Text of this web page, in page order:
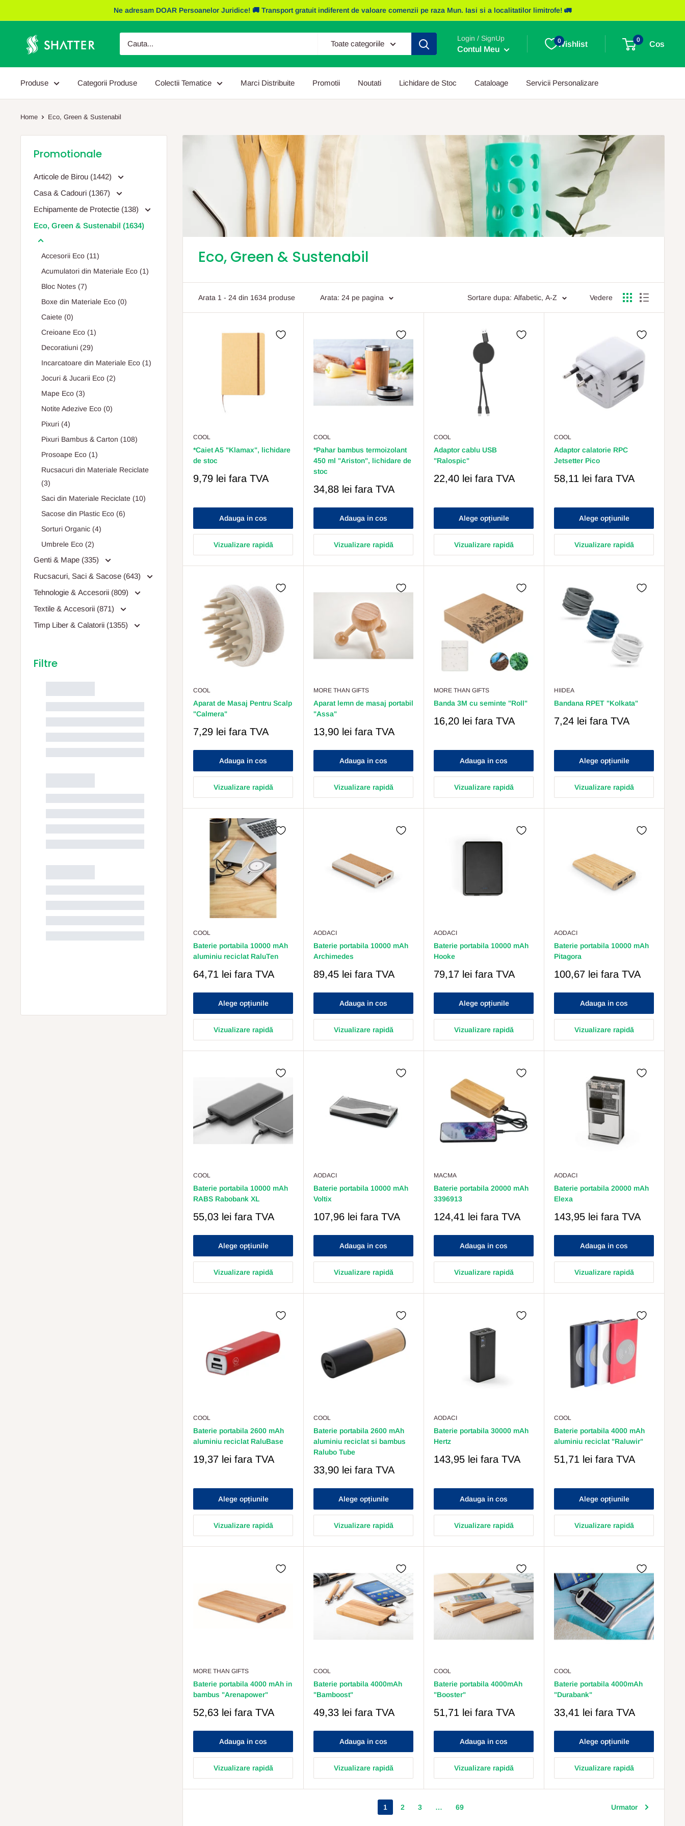
la
Ne adresam DOAR Persoanelor Juridice! 🚚 Transport gratuit indiferent de valoare comenzii pe raza Mun. Iasi si a localitatilor limitrofe! 🚛
Obiecte
Promotionale
Shatter
Toate categoriile
Login / SignUp
Contul Meu
Wishlist
0 0
Cos
Produse Categorii Produse Colectii Tematice Marci Distribuite Promotii Noutati Lichidare de Stoc Cataloage Servicii Personalizare
Home Eco, Green & Sustenabil
Promotionale
Articole de Birou (1442)
Casa & Cadouri (1367)
Echipamente de Protectie (138)
Eco, Green & Sustenabil (1634)
Accesorii Eco (11)
Acumulatori din Materiale Eco (1)
Bloc Notes (7)
Boxe din Materiale Eco (0)
Caiete (0)
Creioane Eco (1)
Decoratiuni (29)
Incarcatoare din Materiale Eco (1)
Jocuri & Jucarii Eco (2)
Mape Eco (3)
Notite Adezive Eco (0)
Pixuri (4)
Pixuri Bambus & Carton (108)
Prosoape Eco (1)
Rucsacuri din Materiale Reciclate
(3)
Saci din Materiale Reciclate (10)
Sacose din Plastic Eco (6)
Sorturi Organic (4)
Umbrele Eco (2)
Genti & Mape (335)
Rucsacuri, Saci & Sacose (643)
Tehnologie & Accesorii (809)
Textile & Accesorii (871)
Timp Liber & Calatorii (1355)
Eco, Green & Sustenabil
Arata 1 - 24 din 1634 produse Arata: 24 pe pagina Sortare dupa: Alfabetic, A-Z Vedere
COOL
*Caiet A5 "Klamax", lichidare
de stoc
Pret
9,79 lei fara TVA
Adauga in cos
Vizualizare rapidă
COOL
*Pahar bambus termoizolant
450 ml "Ariston", lichidare de
stoc
Pret
34,88 lei fara TVA
Adauga in cos
Vizualizare rapidă
COOL
Adaptor cablu USB
"Ralospic"
Pret
22,40 lei fara TVA
Alege opțiunile
Vizualizare rapidă
COOL
Adaptor calatorie RPC
Jetsetter Pico
Pret
58,11 lei fara TVA
Alege opțiunile
Vizualizare rapidă
COOL
Aparat de Masaj Pentru Scalp
"Calmera"
Pret
7,29 lei fara TVA
Adauga in cos
Vizualizare rapidă
MORE THAN GIFTS
Aparat lemn de masaj portabil
"Assa"
Pret
13,90 lei fara TVA
Adauga in cos
Vizualizare rapidă
MORE THAN GIFTS
Banda 3M cu seminte "Roll"
Pret
16,20 lei fara TVA
Adauga in cos
Vizualizare rapidă
HIIDEA
Bandana RPET "Kolkata"
Pret
7,24 lei fara TVA
Alege opțiunile
Vizualizare rapidă
COOL
Baterie portabila 10000 mAh
aluminiu reciclat RaluTen
Pret
64,71 lei fara TVA
Alege opțiunile
Vizualizare rapidă
AODACI
Baterie portabila 10000 mAh
Archimedes
Pret
89,45 lei fara TVA
Adauga in cos
Vizualizare rapidă
AODACI
Baterie portabila 10000 mAh
Hooke
Pret
79,17 lei fara TVA
Alege opțiunile
Vizualizare rapidă
AODACI
Baterie portabila 10000 mAh
Pitagora
Pret
100,67 lei fara TVA
Adauga in cos
Vizualizare rapidă
COOL
Baterie portabila 10000 mAh
RABS Rabobank XL
Pret
55,03 lei fara TVA
Alege opțiunile
Vizualizare rapidă
AODACI
Baterie portabila 10000 mAh
Voltix
Pret
107,96 lei fara TVA
Adauga in cos
Vizualizare rapidă
MACMA
Baterie portabila 20000 mAh
3396913
Pret
124,41 lei fara TVA
Adauga in cos
Vizualizare rapidă
AODACI
Baterie portabila 20000 mAh
Elexa
Pret
143,95 lei fara TVA
Adauga in cos
Vizualizare rapidă
COOL
Baterie portabila 2600 mAh
aluminiu reciclat RaluBase
Pret
19,37 lei fara TVA
Alege opțiunile
Vizualizare rapidă
COOL
Baterie portabila 2600 mAh
aluminiu reciclat si bambus
Ralubo Tube
Pret
33,90 lei fara TVA
Alege opțiunile
Vizualizare rapidă
AODACI
Baterie portabila 30000 mAh
Hertz
Pret
143,95 lei fara TVA
Adauga in cos
Vizualizare rapidă
COOL
Baterie portabila 4000 mAh
aluminiu reciclat "Raluwir"
Pret
51,71 lei fara TVA
Alege opțiunile
Vizualizare rapidă
MORE THAN GIFTS
Baterie portabila 4000 mAh in
bambus "Arenapower"
Pret
52,63 lei fara TVA
Adauga in cos
Vizualizare rapidă
COOL
Baterie portabila 4000mAh
"Bamboost"
Pret
49,33 lei fara TVA
Adauga in cos
Vizualizare rapidă
COOL
Baterie portabila 4000mAh
"Booster"
Pret
51,71 lei fara TVA
Adauga in cos
Vizualizare rapidă
COOL
Baterie portabila 4000mAh
"Durabank"
Pret
33,41 lei fara TVA
Alege opțiunile
Vizualizare rapidă
1 2 3 … 69 Urmator